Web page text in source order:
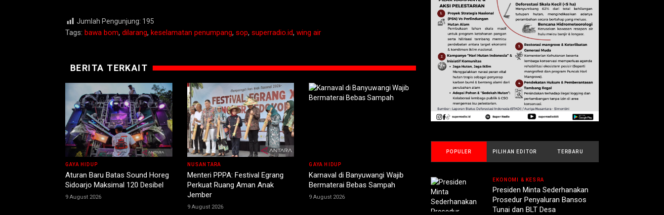
Jumlah Pengunjung: 195
Tags: bawa bom, dilarang, keselamatan penumpang, sop, superradio.id, wing air
BERITA TERKAIT
GAYA HIDUP
Aturan Baru Batas Sound Horeg
Sidoarjo Maksimal 120 Desibel
9 August 2026
NUSANTARA
Menteri PPPA: Festival Egrang
Perkuat Ruang Aman Anak
Jember
9 August 2026
GAYA HIDUP
Karnaval di Banyuwangi Wajib
Bermaterai Bebas Sampah
9 August 2026
POPULER PILIHAN EDITOR TERBARU
EKONOMI & KESRA
Presiden Minta Sederhanakan
Prosedur Penyaluran Bansos
Tunai dan BLT Desa